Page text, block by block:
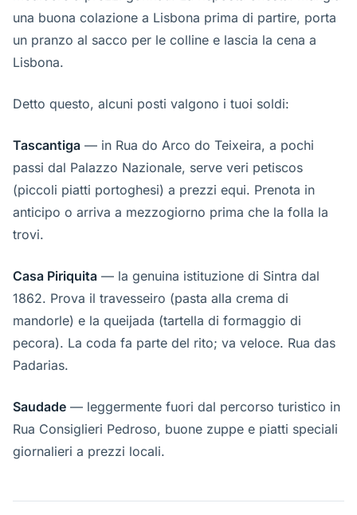
una buona colazione a Lisbona prima di partire, porta
un pranzo al sacco per le colline e lascia la cena a
Lisbona.
Detto questo, alcuni posti valgono i tuoi soldi:
Tascantiga — in Rua do Arco do Teixeira, a pochi
passi dal Palazzo Nazionale, serve veri petiscos
(piccoli piatti portoghesi) a prezzi equi. Prenota in
anticipo o arriva a mezzogiorno prima che la folla la
trovi.
Casa Piriquita — la genuina istituzione di Sintra dal
1862. Prova il travesseiro (pasta alla crema di
mandorle) e la queijada (tartella di formaggio di
pecora). La coda fa parte del rito; va veloce. Rua das
Padarias.
Saudade — leggermente fuori dal percorso turistico in
Rua Consiglieri Pedroso, buone zuppe e piatti speciali
giornalieri a prezzi locali.